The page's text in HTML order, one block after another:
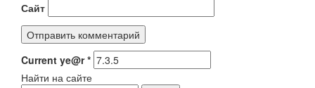
Сайт
Current ye@r*
Найти на сайте